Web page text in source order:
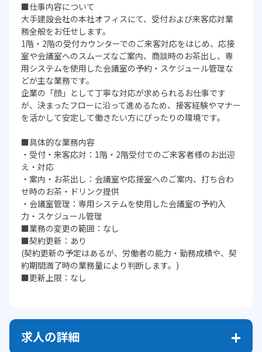
■仕事内容について
大手建設会社の本社オフィスにて、受付および来客応対業
務全般をお任せします。
1階・2階の受付カウンターでのご来客対応をはじめ、応接
室や会議室へのスムーズなご案内、商談時のお茶出し、専
用システムを使用した会議室の予約・スケジュール管理な
どが主な業務です。
企業の「顔」として丁寧な対応が求められるお仕事です
が、決まったフローに沿って進めるため、接客経験やマナー
を活かして安定して働きたい方にぴったりの環境です。
■具体的な業務内容
・受付・来客応対：1階・2階受付でのご来客者様のお出迎
え・対応
・案内・お茶出し：会議室や応接室へのご案内、打ち合わ
せ時のお茶・ドリンク提供
・会議室管理：専用システムを使用した会議室の予約入
力・スケジュール管理
■業務の変更の範囲：なし
■契約更新：あり
(契約更新の予定はあるが、労働者の能力・勤務成績や、契
約期間満了時の業務量により判断します。)
■更新上限：なし
求人の詳細